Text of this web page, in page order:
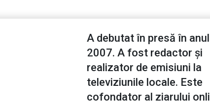
A debutat în presă în anul
2007. A fost redactor și
realizator de emisiuni la
televiziunile locale. Este
cofondator al ziarului